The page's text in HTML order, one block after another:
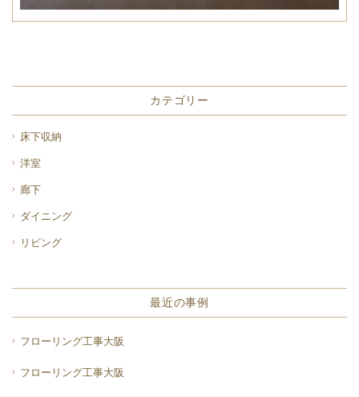
カテゴリー
床下収納
洋室
廊下
ダイニング
リビング
最近の事例
フローリング工事大阪
フローリング工事大阪